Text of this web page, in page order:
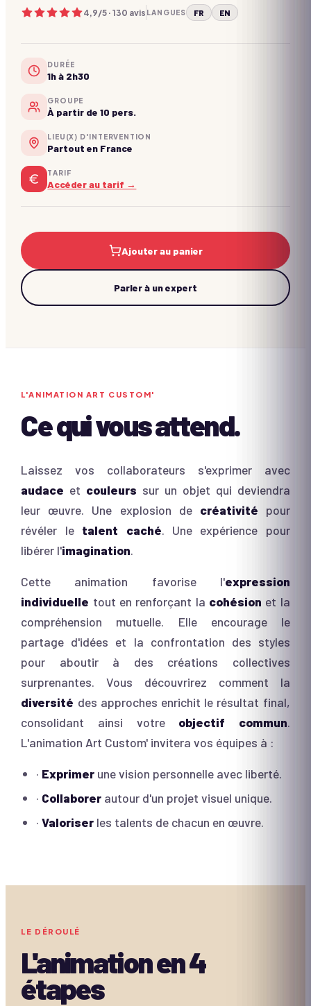
Buzzers et culture G !
Photo, BD, moodboard !
Musique & Danse
RSE & Bien-Être
Chasse au trésor
Team building Marseille
Team building Bordeaux
Team building Lille
Team building Nantes
Team building Strasbourg
Voir toutes les villes →
4,9/5 ·130 avis LANGUES FR EN
DURÉE
1h à 2h30
GROUPE
À partir de 10 pers.
LIEU(X) D'INTERVENTION
Partout en France
TARIF
Accéder au tarif →
Ajouter au panier
Parler à un expert
L'ANIMATION ART CUSTOM'
Ce qui vous attend.
Laissez vos collaborateurs s'exprimer avec
audace et couleurs sur un objet qui deviendra
leur œuvre. Une explosion de créativité pour
révéler le talent caché. Une expérience pour
libérer l'imagination.
Cette animation favorise l'expression
individuelle tout en renforçant la cohésion et la
compréhension mutuelle. Elle encourage le
partage d'idées et la confrontation des styles
pour aboutir à des créations collectives
surprenantes. Vous découvrirez comment la
diversité des approches enrichit le résultat final,
consolidant ainsi votre objectif commun.
L'animation Art Custom' invitera vos équipes à :
· Exprimer une vision personnelle avec liberté.
· Collaborer autour d'un projet visuel unique.
·Valoriser les talents de chacun en œuvre.
LE DÉROULÉ
L'animation en4
étapes